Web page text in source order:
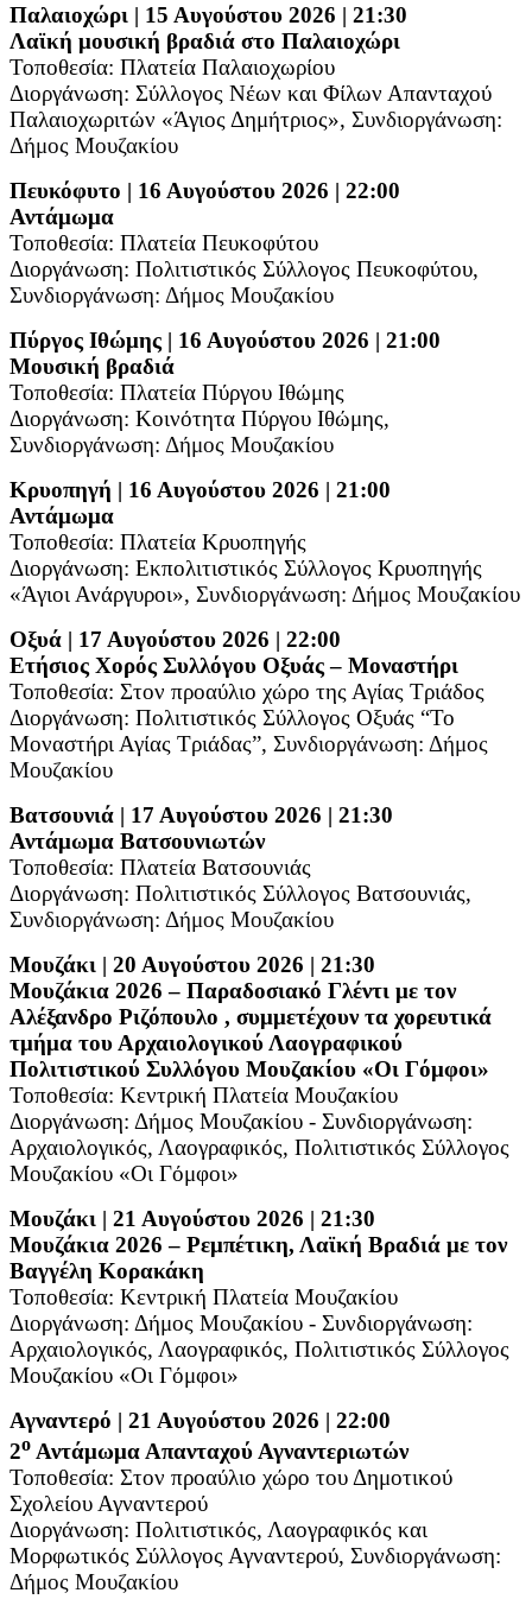
Παλαιοχώρι | 15 Αυγούστου 2026 | 21:30
Λαϊκή μουσική βραδιά στο Παλαιοχώρι
Τοποθεσία: Πλατεία Παλαιοχωρίου
Διοργάνωση: Σύλλογος Νέων και Φίλων Απανταχού
Παλαιοχωριτών «Άγιος Δημήτριος», Συνδιοργάνωση:
Δήμος Μουζακίου
Πευκόφυτο | 16 Αυγούστου 2026 | 22:00
Αντάμωμα
Τοποθεσία: Πλατεία Πευκοφύτου
Διοργάνωση: Πολιτιστικός Σύλλογος Πευκοφύτου,
Συνδιοργάνωση: Δήμος Μουζακίου
Πύργος Ιθώμης | 16 Αυγούστου 2026 | 21:00
Μουσική βραδιά
Τοποθεσία: Πλατεία Πύργου Ιθώμης
Διοργάνωση: Κοινότητα Πύργου Ιθώμης,
Συνδιοργάνωση: Δήμος Μουζακίου
Κρυοπηγή | 16 Αυγούστου 2026 | 21:00
Αντάμωμα
Τοποθεσία: Πλατεία Κρυοπηγής
Διοργάνωση: Εκπολιτιστικός Σύλλογος Κρυοπηγής
«Άγιοι Ανάργυροι», Συνδιοργάνωση: Δήμος Μουζακίου
Οξυά | 17 Αυγούστου 2026 | 22:00
Ετήσιος Χορός Συλλόγου Οξυάς – Μοναστήρι
Τοποθεσία: Στον προαύλιο χώρο της Αγίας Τριάδος
Διοργάνωση: Πολιτιστικός Σύλλογος Οξυάς “Το
Μοναστήρι Αγίας Τριάδας”, Συνδιοργάνωση: Δήμος
Μουζακίου
Βατσουνιά | 17 Αυγούστου 2026 | 21:30
Αντάμωμα Βατσουνιωτών
Τοποθεσία: Πλατεία Βατσουνιάς
Διοργάνωση: Πολιτιστικός Σύλλογος Βατσουνιάς,
Συνδιοργάνωση: Δήμος Μουζακίου
Μουζάκι | 20 Αυγούστου 2026 | 21:30
Μουζάκια 2026 – Παραδοσιακό Γλέντι με τον
Αλέξανδρο Ριζόπουλο , συμμετέχουν τα χορευτικά
τμήμα του Αρχαιολογικού Λαογραφικού
Πολιτιστικού Συλλόγου Μουζακίου «Οι Γόμφοι»
Τοποθεσία: Κεντρική Πλατεία Μουζακίου
Διοργάνωση: Δήμος Μουζακίου - Συνδιοργάνωση:
Αρχαιολογικός, Λαογραφικός, Πολιτιστικός Σύλλογος
Μουζακίου «Οι Γόμφοι»
Μουζάκι | 21 Αυγούστου 2026 | 21:30
Μουζάκια 2026 – Ρεμπέτικη, Λαϊκή Βραδιά με τον
Βαγγέλη Κορακάκη
Τοποθεσία: Κεντρική Πλατεία Μουζακίου
Διοργάνωση: Δήμος Μουζακίου - Συνδιοργάνωση:
Αρχαιολογικός, Λαογραφικός, Πολιτιστικός Σύλλογος
Μουζακίου «Οι Γόμφοι»
Αγναντερό | 21 Αυγούστου 2026 | 22:00
2ο Αντάμωμα Απανταχού Αγναντεριωτών
Τοποθεσία: Στον προαύλιο χώρο του Δημοτικού
Σχολείου Αγναντερού
Διοργάνωση: Πολιτιστικός, Λαογραφικός και
Μορφωτικός Σύλλογος Αγναντερού, Συνδιοργάνωση:
Δήμος Μουζακίου